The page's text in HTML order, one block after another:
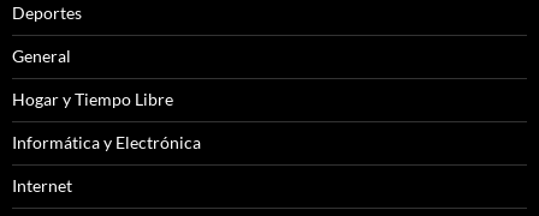
Deportes
General
Hogar y Tiempo Libre
Informática y Electrónica
Internet